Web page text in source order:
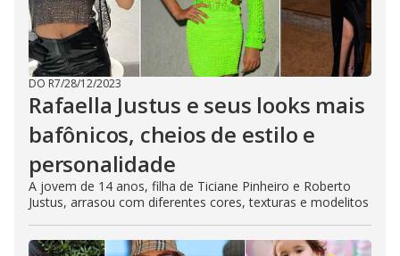
DO R7/28/12/2023
Rafaella Justus e seus looks mais
bafônicos, cheios de estilo e
personalidade
A jovem de 14 anos, filha de Ticiane Pinheiro e Roberto
Justus, arrasou com diferentes cores, texturas e modelitos